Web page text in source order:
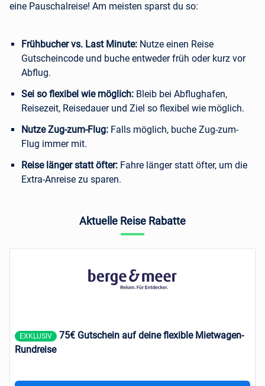
eine Pauschalreise! Am meisten sparst du so:
Frühbucher vs. Last Minute: Nutze einen Reise
Gutscheincode und buche entweder früh oder kurz vor
Abflug.
Sei so flexibel wie möglich: Bleib bei Abflughafen,
Reisezeit, Reisedauer und Ziel so flexibel wie möglich.
Nutze Zug-zum-Flug: Falls möglich, buche Zug-zum-
Flug immer mit.
Reise länger statt öfter: Fahre länger statt öfter, um die
Extra-Anreise zu sparen.
Aktuelle Reise Rabatte
EXKLUSIV
75€ Gutschein auf deine flexible Mietwagen-
Rundreise